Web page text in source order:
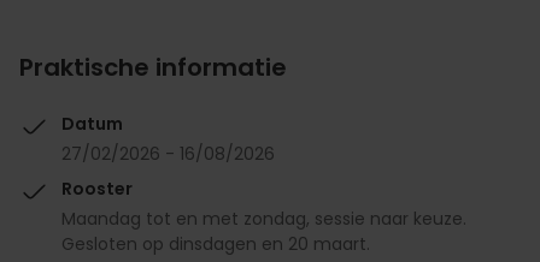
Praktische informatie
Datum
27/02/2026 - 16/08/2026
Rooster
Maandag tot en met zondag, sessie naar keuze.
Gesloten op dinsdagen en 20 maart.